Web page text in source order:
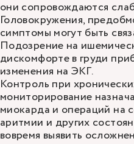
они сопровождаются
Головокружения,
симптомы могут быть
Подозрение на
дискомфорте в груди
изменения на ЭКГ.
Контроль при
мониторирование
миокарда и операций на
аритмии и других
вовремя выявить